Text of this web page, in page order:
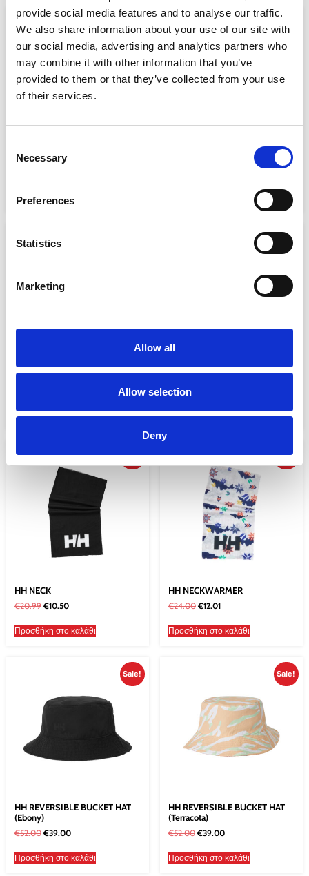
provide social media features and to analyse our traffic.
We also share information about your use of our site with
our social media, advertising and analytics partners who
may combine it with other information that you’ve
provided to them or that they’ve collected from your use
of their services.
Selection
Necessary
Preferences
Statistics
Marketing
Allow all
Allow selection
Deny
HH ADVENTURE BELT
Προσθήκη στο καλάθι
HH BRAND CAP
Προσθήκη στο καλάθι
Sale!
HH LIGHT HEADBAND
€16.99
Προσθήκη στο καλάθι
Sale!
HH NECK
€20.99 €10.50
Προσθήκη στο καλάθι
Sale!
HH NECKWARMER
€24.00 €12.01
Προσθήκη στο καλάθι
Sale!
HH REVERSIBLE BUCKET HAT
(Ebony)
€52.00 €39.00
Προσθήκη στο καλάθι
Sale!
HH REVERSIBLE BUCKET HAT
(Terracota)
€52.00 €39.00
Προσθήκη στο καλάθι